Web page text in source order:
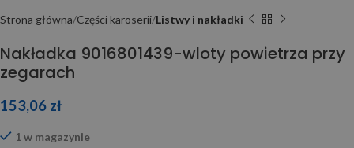
Strona główna Części karoserii Listwy i nakładki
Nakładka 9016801439-wloty powietrza przy
zegarach
153,06 zł
1 w magazynie